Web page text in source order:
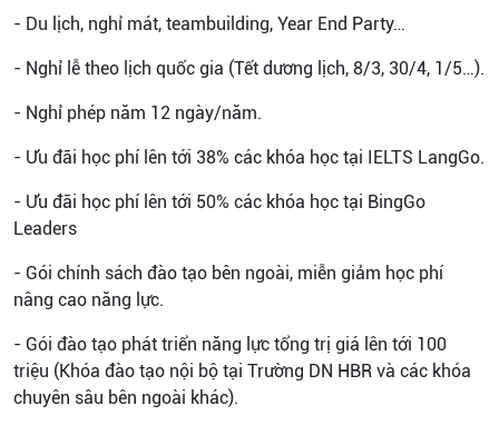
- Du lịch, nghỉ mát, teambuilding, Year End Party…
- Nghỉ lễ theo lịch quốc gia (Tết dương lịch, 8/3, 30/4, 1/5…).
- Nghỉ phép năm 12 ngày/năm.
- Ưu đãi học phí lên tới 38% các khóa học tại IELTS LangGo.
- Ưu đãi học phí lên tới 50% các khóa học tại BingGo
Leaders
- Gói chính sách đào tạo bên ngoài, miễn giảm học phí
nâng cao năng lực.
- Gói đào tạo phát triển năng lực tổng trị giá lên tới 100
triệu (Khóa đào tạo nội bộ tại Trường DN HBR và các khóa
chuyên sâu bên ngoài khác).